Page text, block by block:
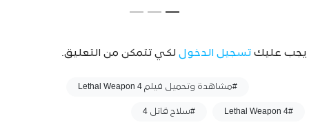
يجب عليك تسجيل الدخول لكي تتمكن من التعليق.
#مشاهدة وتحميل فيلم Lethal Weapon 4
#Lethal Weapon 4 #سلاح قاتل 4